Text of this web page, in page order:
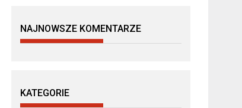
NAJNOWSZE KOMENTARZE
KATEGORIE